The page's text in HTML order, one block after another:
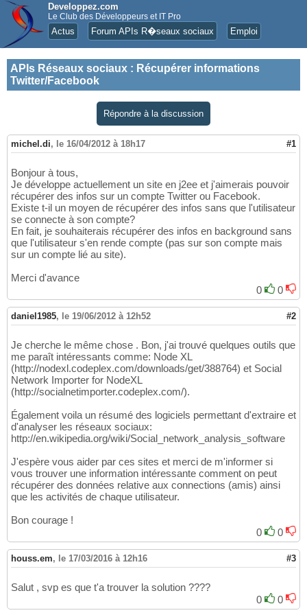
Developpez.com
Le Club des Développeurs et IT Pro
Actus Forum APIs R�seaux sociaux Emploi
APIs Réseaux sociaux : Récupérer informations
Twitter/Facebook
Répondre à la discussion
michel.di, le 16/04/2012 à 18h17 #1
Bonjour à tous,
Je développe actuellement un site en j2ee et j'aimerais pouvoir
récupérer des infos sur un compte Twitter ou Facebook.
Existe t-il un moyen de récupérer des infos sans que l'utilisateur
se connecte à son compte?
En fait, je souhaiterais récupérer des infos en background sans
que l'utilisateur s'en rende compte (pas sur son compte mais
sur un compte lié au site).
Merci d'avance
0
0
daniel1985, le 19/06/2012 à 12h52 #2
Je cherche le même chose . Bon, j'ai trouvé quelques outils que
me paraît intéressants comme: Node XL
(http://nodexl.codeplex.com/downloads/get/388764) et Social
Network Importer for NodeXL
(http://socialnetimporter.codeplex.com/).
Également voila un résumé des logiciels permettant d'extraire et
d'analyser les réseaux sociaux:
http://en.wikipedia.org/wiki/Social_network_analysis_software
J'espère vous aider par ces sites et merci de m'informer si
vous trouver une information intéressante comment on peut
récupérer des données relative aux connections (amis) ainsi
que les activités de chaque utilisateur.
Bon courage !
0
0
houss.em, le 17/03/2016 à 12h16 #3
Salut , svp es que t'a trouver la solution ????
0
0